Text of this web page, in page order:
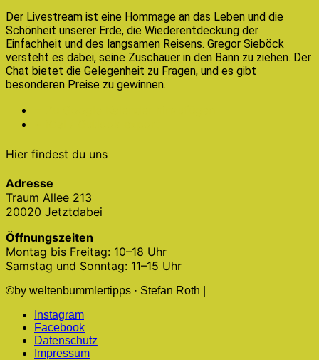
Der Livestream ist eine Hommage an das Leben und die
Schönheit unserer Erde, die Wiederentdeckung der
Einfachheit und des langsamen Reisens. Gregor Sieböck
versteht es dabei, seine Zuschauer in den Bann zu ziehen. Der
Chat bietet die Gelegenheit zu Fragen, und es gibt
besonderen Preise zu gewinnen.
Hier findest du uns
Adresse
Traum Allee 213
20020 Jetztdabei
Öffnungszeiten
Montag bis Freitag: 10–18 Uhr
Samstag und Sonntag: 11–15 Uhr
©by weltenbummlertipps · Stefan Roth |
Instagram
Facebook
Datenschutz
Impressum